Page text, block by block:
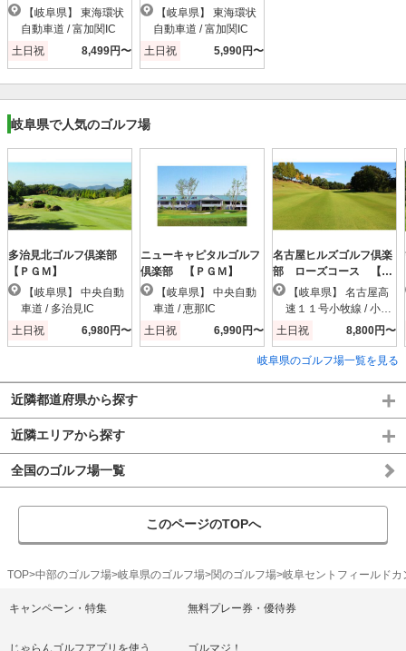
ンＧＣセントラル） Ｃ
ｏｕｒｓｅ
自動車道 / 富加関IC
土日祝
8,499円〜
自動車道 / 富加関IC
土日祝
5,990円〜
岐阜県で人気のゴルフ場
多治見北ゴルフ倶楽部
【ＰＧＭ】
車道 / 多治見IC
土日祝
6,980円〜
ニューキャピタルゴルフ
倶楽部 【ＰＧＭ】
車道 / 恵那IC
土日祝
6,990円〜
名古屋ヒルズゴルフ倶楽
部 ローズコース 【Ｐ
ＧＭ】
速１１号小牧線 / 小牧
北IC
土日祝 8,800円〜
岐阜県のゴルフ場一覧を見る
近隣都道府県から探す
近隣エリアから探す
全国のゴルフ場一覧
このページのTOPへ
TOP 中部のゴルフ場 岐阜県のゴルフ場 関のゴルフ場 岐阜セントフィールドカ
キャンペーン・特集 無料プレー券・優待券